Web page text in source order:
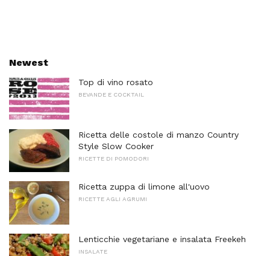
Newest
Top di vino rosato
BEVANDE E COCKTAIL
Ricetta delle costole di manzo Country
Style Slow Cooker
RICETTE DI POMODORI
Ricetta zuppa di limone all'uovo
RICETTE AGLI AGRUMI
Lenticchie vegetariane e insalata Freekeh
INSALATE